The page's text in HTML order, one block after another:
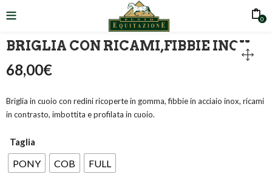
0
BRIGLIA CON RICAMI,FIBBIE INOX
68,00€
Briglia in cuoio con redini ricoperte in gomma, fibbie in acciaio inox, ricami
in contrasto, imbottita e profilata in cuoio.
Taglia
PONY COB FULL